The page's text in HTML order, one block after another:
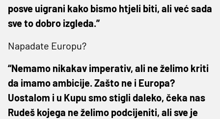
posve uigrani kako bismo htjeli biti, ali već sada
sve to dobro izgleda.”
Napadate Europu?
“Nemamo nikakav imperativ, ali ne želimo kriti
da imamo ambicije. Zašto ne i Europa?
Uostalom i u Kupu smo stigli daleko, čeka nas
Rudeš kojega ne želimo podcijeniti, ali sve je